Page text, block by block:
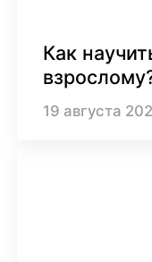
Как
19 августа